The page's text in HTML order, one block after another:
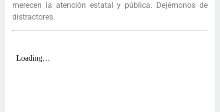
merecen la atención estatal y pública. Dejémonos de
distractores.